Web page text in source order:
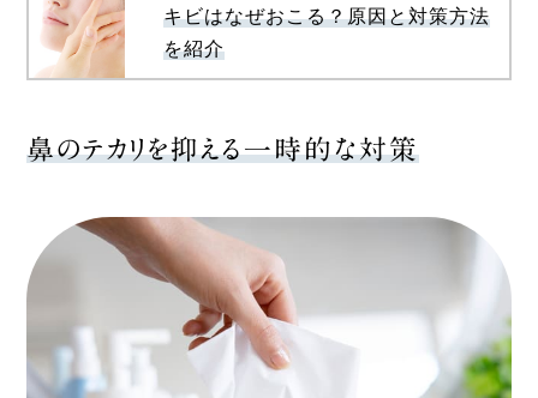
キビはなぜおこる？原因と対策方法
を紹介
鼻のテカリを抑える一時的な対策